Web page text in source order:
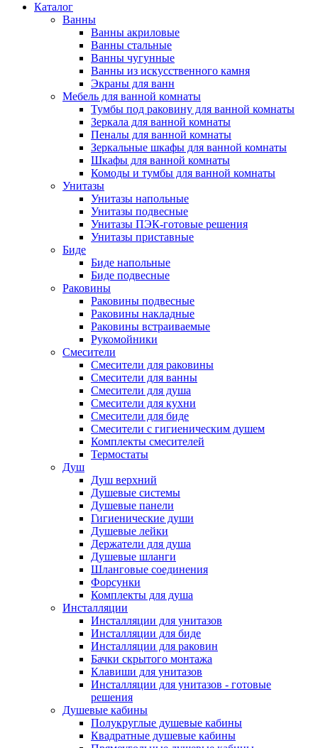
Каталог
Ванны
Ванны акриловые
Ванны стальные
Ванны чугунные
Ванны из искусственного камня
Экраны для ванн
Мебель для ванной комнаты
Тумбы под раковину для ванной комнаты
Зеркала для ванной комнаты
Пеналы для ванной комнаты
Зеркальные шкафы для ванной комнаты
Шкафы для ванной комнаты
Комоды и тумбы для ванной комнаты
Унитазы
Унитазы напольные
Унитазы подвесные
Унитазы ПЭК-готовые решения
Унитазы приставные
Биде
Биде напольные
Биде подвесные
Раковины
Раковины подвесные
Раковины накладные
Раковины встраиваемые
Рукомойники
Смесители
Смесители для раковины
Смесители для ванны
Смесители для душа
Смесители для кухни
Смесители для биде
Смесители с гигиеническим душем
Комплекты смесителей
Термостаты
Душ
Душ верхний
Душевые системы
Душевые панели
Гигиенические души
Душевые лейки
Держатели для душа
Душевые шланги
Шланговые соединения
Форсунки
Комплекты для душа
Инсталляции
Инсталляции для унитазов
Инсталляции для биде
Инсталляции для раковин
Бачки скрытого монтажа
Клавиши для унитазов
Инсталляции для унитазов - готовые
решения
Душевые кабины
Полукруглые душевые кабины
Квадратные душевые кабины